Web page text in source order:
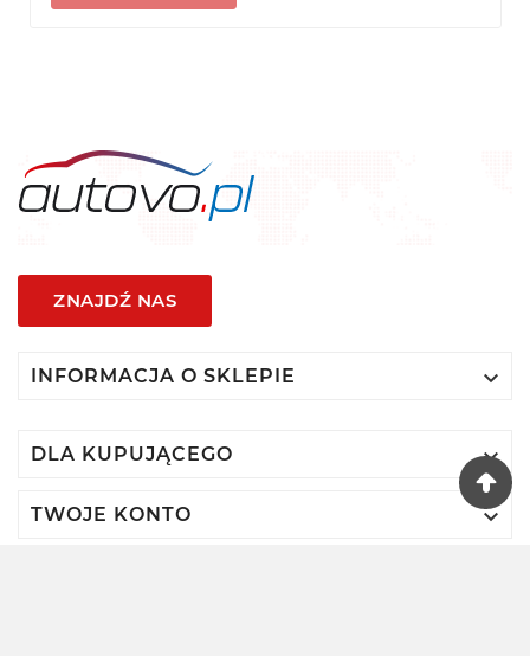
ZNAJDŹ NAS
INFORMACJA O SKLEPIE 
DLA KUPUJĄCEGO 
TWOJE KONTO 